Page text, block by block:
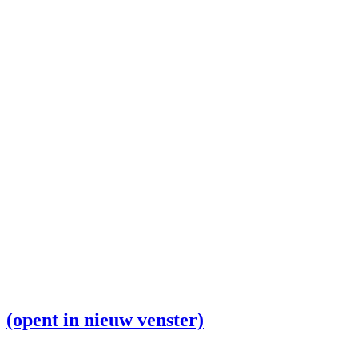
(opent in nieuw venster)